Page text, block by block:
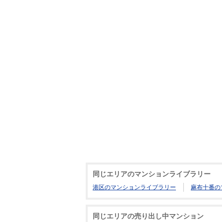
同じエリアのマンションライブラリー
港区のマンションライブラリー 麻布十番
同じエリアの売り出し中マンション